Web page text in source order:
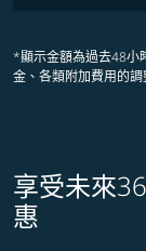
*顯示金額為過去48小
金、各類附加費用的調
享受未來
惠